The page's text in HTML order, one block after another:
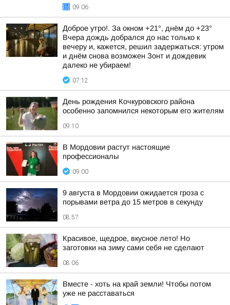
09:06
Доброе утро!. За окном +21°, днём до +23°
Вчера дождь добрался до нас только к
вечеру и, кажется, решил задержаться: утром
и днём снова возможен Зонт и дождевик
далеко не убираем!
07:12
День рождения Кочкуровского района
особенно запомнился некоторым его жителям
09:10
В Мордовии растут настоящие
профессионалы
09:00
9 августа в Мордовии ожидается гроза с
порывами ветра до 15 метров в секунду
08:57
Красивое, щедрое, вкусное лето! Но
заготовки на зиму сами себя не сделают
08:06
Вместе - хоть на край земли! Чтобы потом
уже не расставаться